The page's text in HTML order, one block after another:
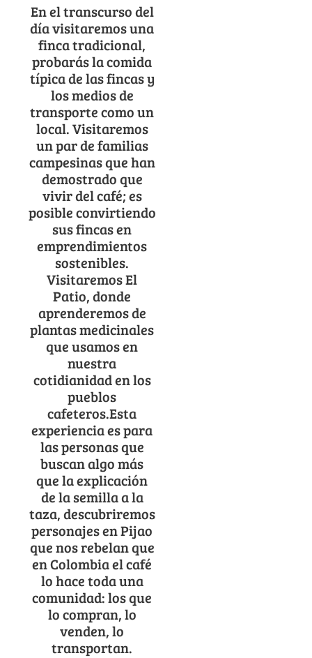
En el transcurso del
día visitaremos una
finca tradicional,
probarás la comida
típica de las fincas y
los medios de
transporte como un
local. Visitaremos
un par de familias
campesinas que han
demostrado que
vivir del café; es
posible convirtiendo
sus fincas en
emprendimientos
sostenibles.
Visitaremos El
Patio, donde
aprenderemos de
plantas medicinales
que usamos en
nuestra
cotidianidad en los
pueblos
cafeteros.Esta
experiencia es para
las personas que
buscan algo más
que la explicación
de la semilla a la
taza, descubriremos
personajes en Pijao
que nos rebelan que
en Colombia el café
lo hace toda una
comunidad: los que
lo compran, lo
venden, lo
transportan.